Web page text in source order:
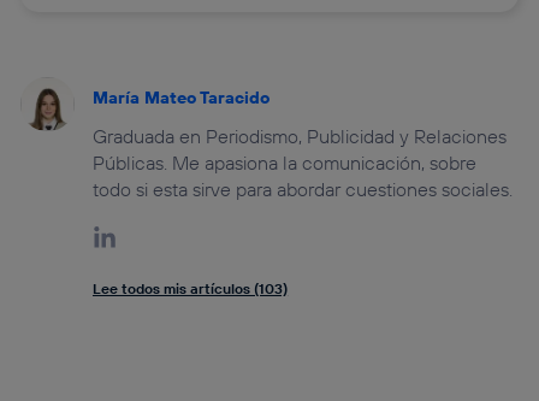
María Mateo Taracido
Graduada en Periodismo, Publicidad y Relaciones
Públicas. Me apasiona la comunicación, sobre
todo si esta sirve para abordar cuestiones sociales.
Lee todos mis artículos (103)